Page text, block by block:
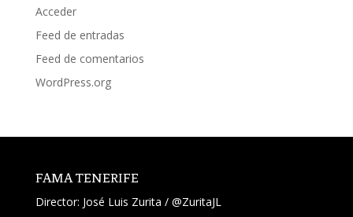
Acceder
Feed de entradas
Feed de comentarios
WordPress.org
FAMA TENERIFE
Director: José Luis Zurita / @ZuritaJL